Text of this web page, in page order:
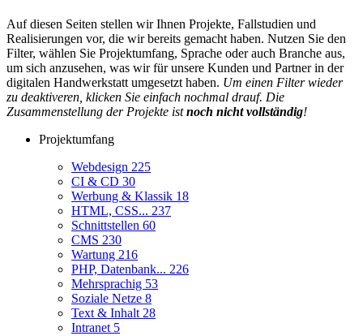
Auf diesen Seiten stellen wir Ihnen Projekte, Fallstudien und
Realisierungen vor, die wir bereits gemacht haben. Nutzen Sie den
Filter, wählen Sie Projektumfang, Sprache oder auch Branche aus,
um sich anzusehen, was wir für unsere Kunden und Partner in der
digitalen Handwerkstatt umgesetzt haben. Um einen Filter wieder
zu deaktiveren, klicken Sie einfach nochmal drauf. Die
Zusammenstellung der Projekte istnoch nicht vollständig!
Projektumfang
Webdesign 225
CI & CD 30
Werbung & Klassik 18
HTML, CSS... 237
Schnittstellen 60
CMS 230
Wartung 216
PHP, Datenbank... 226
Mehrsprachig 53
Soziale Netze 8
Text & Inhalt 28
Intranet 5